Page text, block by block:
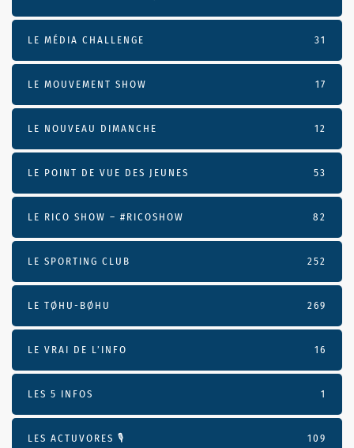
LE MÉDIA CHALLENGE 31
LE MOUVEMENT SHOW 17
LE NOUVEAU DIMANCHE 12
LE POINT DE VUE DES JEUNES 53
LE RICO SHOW – #RICOSHOW 82
LE SPORTING CLUB 252
LE TØHU-BØHU 269
LE VRAI DE L’INFO 16
LES 5 INFOS 1
LES ACTUVORES 🎙 109